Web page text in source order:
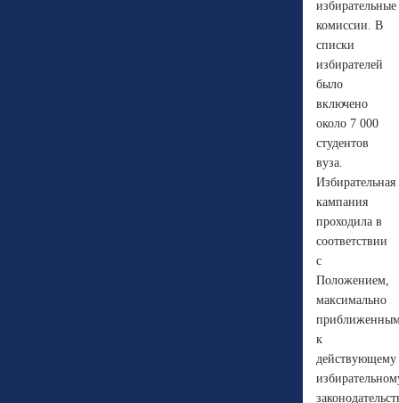
избирательные
комиссии. В
списки
избирателей
было
включено
около 7 000
студентов
вуза.
Избирательная
кампания
проходила в
соответствии
с
Положением,
максимально
к
действующему